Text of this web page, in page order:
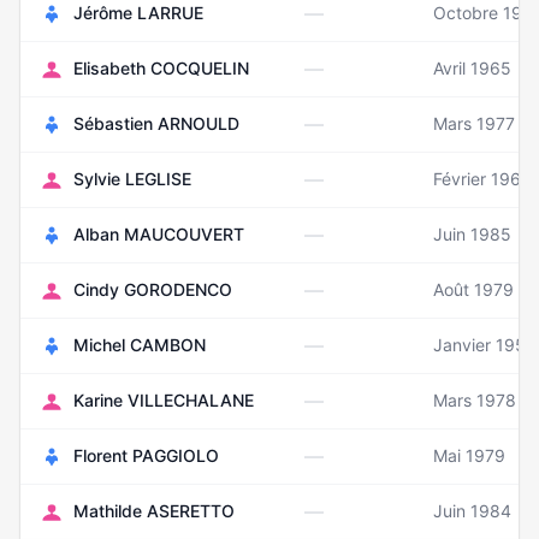
Jérôme LARRUE — Octobre
Elisabeth COCQUELIN — Avril 1965
Sébastien ARNOULD — Mars 1977
Sylvie LEGLISE — Février 1966
Alban MAUCOUVERT — Juin 1985
Cindy GORODENCO — Août 1979
Michel CAMBON — Janvier 1956
Karine VILLECHALANE — Mars 1978
Florent PAGGIOLO — Mai 1979
Mathilde ASERETTO — Juin 1984